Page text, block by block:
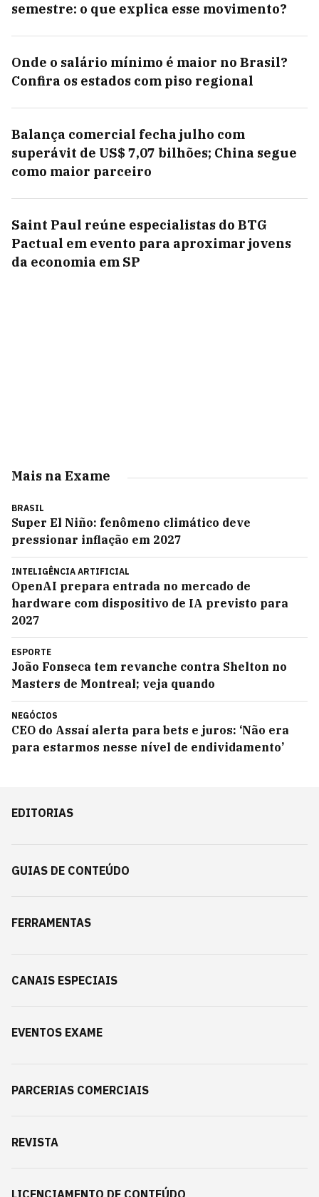
semestre: o que explica esse movimento?
Onde o salário mínimo é maior no Brasil?
Confira os estados com piso regional
Balança comercial fecha julho com
superávit de US$ 7,07 bilhões; China segue
como maior parceiro
Saint Paul reúne especialistas do BTG
Pactual em evento para aproximar jovens
da economia em SP
Mais na Exame
BRASIL
Super El Niño: fenômeno climático deve
pressionar inflação em 2027
INTELIGÊNCIA ARTIFICIAL
OpenAI prepara entrada no mercado de
hardware com dispositivo de IA previsto para
2027
ESPORTE
João Fonseca tem revanche contra Shelton no
Masters de Montreal; veja quando
NEGÓCIOS
CEO do Assaí alerta para bets e juros: ‘Não era
para estarmos nesse nível de endividamento’
EDITORIAS
GUIAS DE CONTEÚDO
FERRAMENTAS
CANAIS ESPECIAIS
EVENTOS EXAME
PARCERIAS COMERCIAIS
REVISTA
LICENCIAMENTO DE CONTEÚDO